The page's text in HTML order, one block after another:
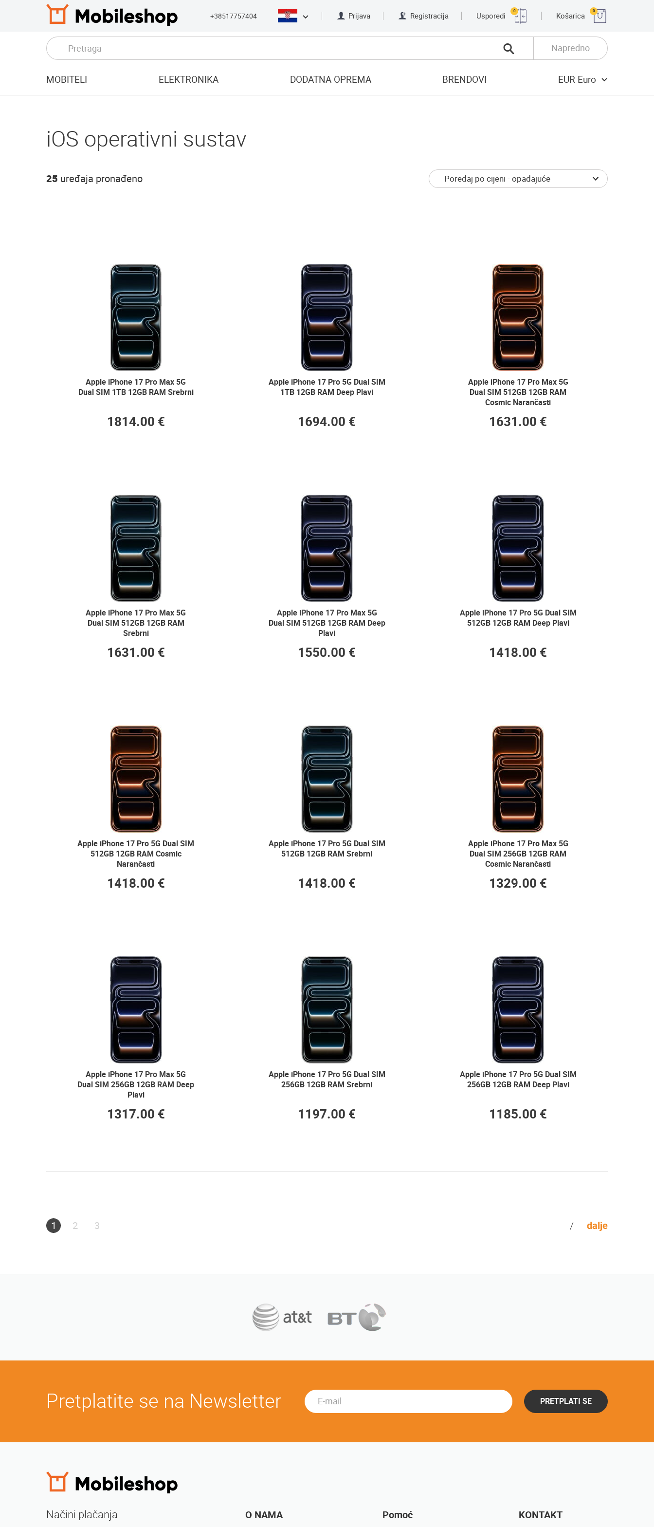
+38517757404 Prijava Registracija Usporedi
0
Košarica
0
Napredno
MOBITELI ELEKTRONIKA DODATNA OPREMA BRENDOVI EUR Euro
iOS operativni sustav
25 uređaja pronađeno
Apple iPhone 17 Pro Max 5G
Dual SIM 1TB 12GB RAM Srebrni
1814.00 €
Apple iPhone 17 Pro 5G Dual SIM
1TB 12GB RAM Deep Plavi
1694.00 €
Apple iPhone 17 Pro Max 5G
Dual SIM 512GB 12GB RAM
Cosmic Narančasti
1631.00 €
Apple iPhone 17 Pro Max 5G
Dual SIM 512GB 12GB RAM
Srebrni
1631.00 €
Apple iPhone 17 Pro Max 5G
Dual SIM 512GB 12GB RAM Deep
Plavi
1550.00 €
Apple iPhone 17 Pro 5G Dual SIM
512GB 12GB RAM Deep Plavi
1418.00 €
Apple iPhone 17 Pro 5G Dual SIM
512GB 12GB RAM Cosmic
Narančasti
1418.00 €
Apple iPhone 17 Pro 5G Dual SIM
512GB 12GB RAM Srebrni
1418.00 €
Apple iPhone 17 Pro Max 5G
Dual SIM 256GB 12GB RAM
Cosmic Narančasti
1329.00 €
Apple iPhone 17 Pro Max 5G
Dual SIM 256GB 12GB RAM Deep
Plavi
1317.00 €
Apple iPhone 17 Pro 5G Dual SIM
256GB 12GB RAM Srebrni
1197.00 €
Apple iPhone 17 Pro 5G Dual SIM
256GB 12GB RAM Deep Plavi
1185.00 €
1 2 3 dalje
Pretplatite se na Newsletter PRETPLATI SE
Načini plačanja O NAMA Pomoć KONTAKT